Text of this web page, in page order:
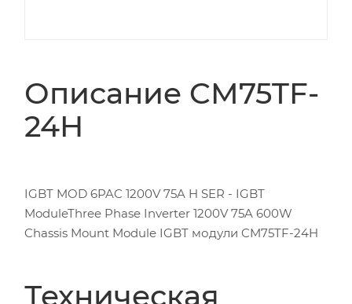
Описание CM75TF-
24H
IGBT MOD 6PAC 1200V 75A H SER - IGBT
ModuleThree Phase Inverter 1200V 75A 600W
Chassis Mount Module IGBT модули CM75TF-24H
Техническая